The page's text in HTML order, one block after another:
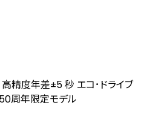
⾼精度年差±5 秒 エコ･ドライ
50周年限定モデル